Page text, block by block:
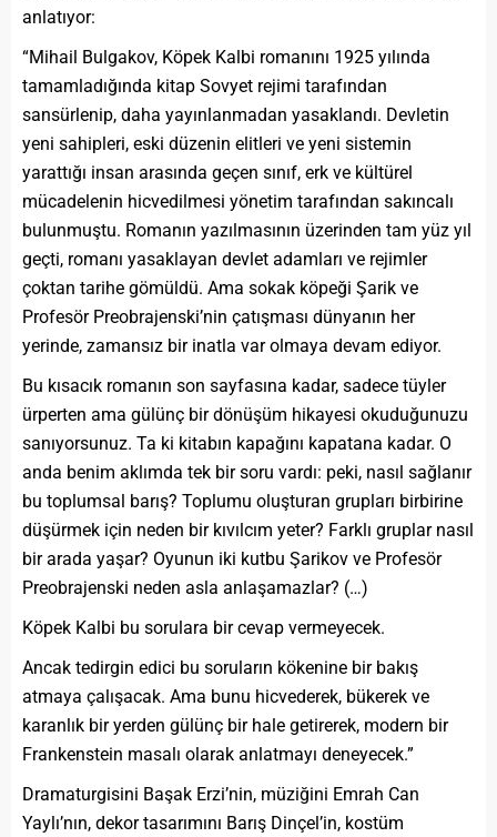
anlatıyor:
“Mihail Bulgakov, Köpek Kalbi romanını 1925 yılında
tamamladığında kitap Sovyet rejimi tarafından
sansürlenip, daha yayınlanmadan yasaklandı. Devletin
yeni sahipleri, eski düzenin elitleri ve yeni sistemin
yarattığı insan arasında geçen sınıf, erk ve kültürel
mücadelenin hicvedilmesi yönetim tarafından sakıncalı
bulunmuştu. Romanın yazılmasının üzerinden tam yüz yıl
geçti, romanı yasaklayan devlet adamları ve rejimler
çoktan tarihe gömüldü. Ama sokak köpeği Şarik ve
Profesör Preobrajenski’nin çatışması dünyanın her
yerinde, zamansız bir inatla var olmaya devam ediyor.
Bu kısacık romanın son sayfasına kadar, sadece tüyler
ürperten ama gülünç bir dönüşüm hikayesi okuduğunuzu
sanıyorsunuz. Ta ki kitabın kapağını kapatana kadar. O
anda benim aklımda tek bir soru vardı: peki, nasıl sağlanır
bu toplumsal barış? Toplumu oluşturan grupları birbirine
düşürmek için neden bir kıvılcım yeter? Farklı gruplar nasıl
bir arada yaşar? Oyunun iki kutbu Şarikov ve Profesör
Preobrajenski neden asla anlaşamazlar? (…)
Köpek Kalbi bu sorulara bir cevap vermeyecek.
Ancak tedirgin edici bu soruların kökenine bir bakış
atmaya çalışacak. Ama bunu hicvederek, bükerek ve
karanlık bir yerden gülünç bir hale getirerek, modern bir
Frankenstein masalı olarak anlatmayı deneyecek.”
Dramaturgisini Başak Erzi’nin, müziğini Emrah Can
Yaylı’nın, dekor tasarımını Barış Dinçel’in, kostüm